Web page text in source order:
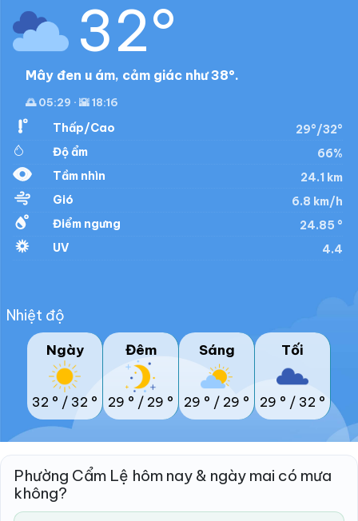
32°
Mây đen u ám, cảm giác như 38°.
🌅 05:29 · 🌇 18:16
Thấp/Cao
29°/32°
Độ ẩm
66%
Tầm nhìn
24.1 km
Gió
6.8 km/h
Điểm ngưng
24.85 °
UV
4.4
Nhiệt độ
Ngày
32 ° / 32 °
Đêm
29 ° / 29 °
Sáng
29 ° / 29 °
Tối
29 ° / 32 °
Phường Cẩm Lệ hôm nay & ngày mai có mưa
không?